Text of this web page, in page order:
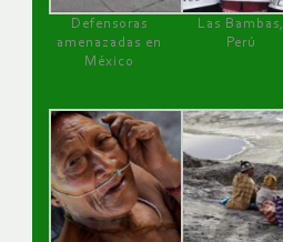
Defensoras
amenazadas en
México
Las Bambas,
Perú